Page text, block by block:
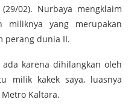
02). Nurbaya mengklaim
miliknya yang merupakan
perang dunia II.
karena dihilangkan oleh
milik kakek saya, luasnya
Kaltara.